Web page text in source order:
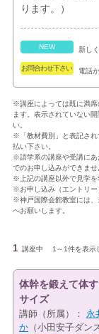
ります。）
NEW 新し
お問合わせ下さい 電話
※講座によっては既に満席
ます。表示されていない
い。
※「教材費別」と表記され
払い下さい。
※語学系の講座や受講にあ
でのお申し込みができま
※上記の講座以外で見学を
※お申し込み（エントリー
※神戸国際会館教室には、
へお願いします。
1 講座中 1～1件を表示
体幹を鍛えて体
サイズ
講師（所属）： 永
か（小田安子ダン